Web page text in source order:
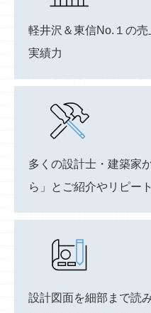
軽井沢＆東信No.１の
実績力
多くの設計士・建築家
ら」とご紹介やリピー
設計図面を細部まで読